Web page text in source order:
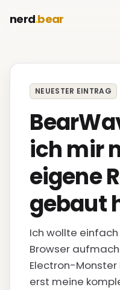
nerd.bear
NEUESTER EINTRAG
ich mir
eigene
gebaut
Ich wollte einfach
Browser
Electron-Monster
erst meine